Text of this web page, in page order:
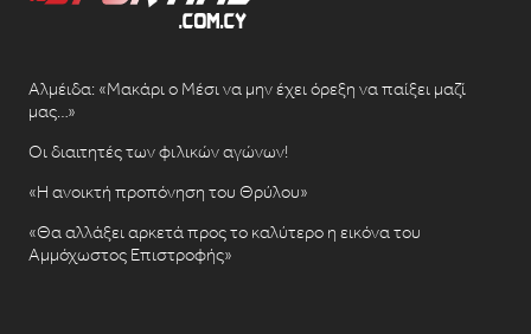
Αλμέιδα: «Μακάρι ο Μέσι να μην έχει όρεξη να παίξει μαζί
μας…»
Οι διαιτητές των φιλικών αγώνων!
«Η ανοικτή προπόνηση του Θρύλου»
«Θα αλλάξει αρκετά προς το καλύτερο η εικόνα του
Αμμόχωστος Επιστροφής»